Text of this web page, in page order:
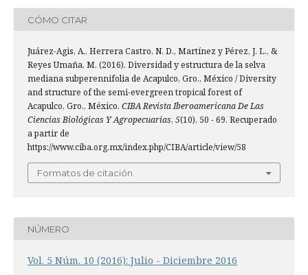
CÓMO CITAR
Juárez-Agis, A., Herrera Castro, N. D., Martínez y Pérez, J. L., &
Reyes Umaña, M. (2016). Diversidad y estructura de la selva
mediana subperennifolia de Acapulco, Gro., México / Diversity
and structure of the semi-evergreen tropical forest of
Acapulco, Gro., México. CIBA Revista Iberoamericana De Las
Ciencias Biológicas Y Agropecuarias, 5(10), 50 - 69. Recuperado
a partir de
https://www.ciba.org.mx/index.php/CIBA/article/view/58
Formatos de citación
NÚMERO
Vol. 5 Núm. 10 (2016): Julio - Diciembre 2016